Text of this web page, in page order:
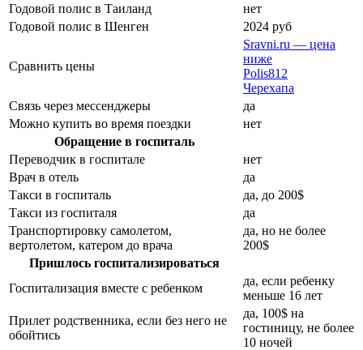
Годовой полис в Таиланд
нет
Годовой полис в Шенген
2024 руб
Сравнить цены
Sravni.ru — цена
ниже
Polis812
Черехапа
Связь через мессенджеры
да
Можно купить во время поездки
нет
Обращение в госпиталь
Переводчик в госпитале
нет
Врач в отель
да
Такси в госпиталь
да, до 200$
Такси из госпиталя
да
Транспортировку самолетом,
вертолетом, катером до врача
да, но не более
200$
Пришлось госпитализироваться
Госпитализация вместе с ребенком
да, если ребенку
меньше 16 лет
Прилет родственника, если без него не
обойтись
да, 100$ на
гостиницу, не более
10 ночей